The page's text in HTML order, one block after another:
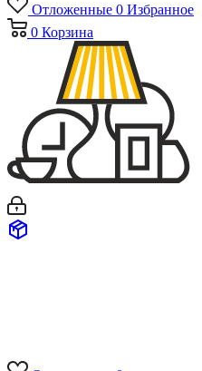
Отложенные 0 Избранное
0 Корзина